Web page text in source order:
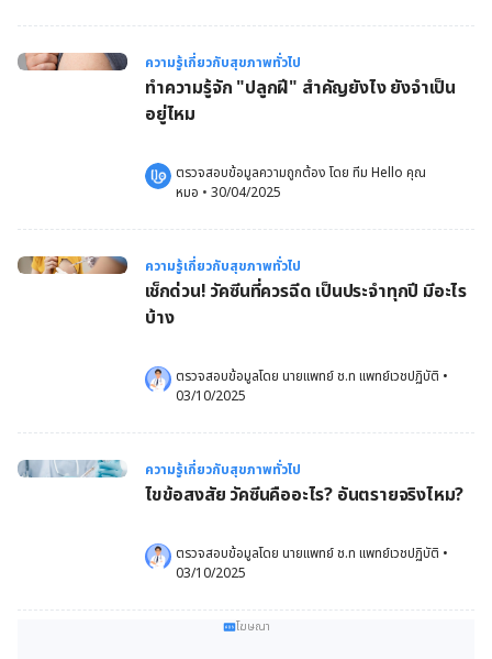
ความรู้เกี่ยวกับสุขภาพทั่วไป
ทำความรู้จัก "ปลูกฝี" สำคัญยังไง ยังจำเป็น
อยู่ไหม
ตรวจสอบข้อมูลความถูกต้อง โดย ทีม Hello คุณ
หมอ • 30/04/2025
ความรู้เกี่ยวกับสุขภาพทั่วไป
เช็กด่วน! วัคซีนที่ควรฉีด เป็นประจำทุกปี มีอะไร
บ้าง
ตรวจสอบข้อมูลโดย นายแพทย์ ช.ท แพทย์เวชปฏิบัติ •
03/10/2025
ความรู้เกี่ยวกับสุขภาพทั่วไป
ไขข้อสงสัย วัคซีนคืออะไร? อันตรายจริงไหม?
ตรวจสอบข้อมูลโดย นายแพทย์ ช.ท แพทย์เวชปฏิบัติ •
03/10/2025
โฆษณา